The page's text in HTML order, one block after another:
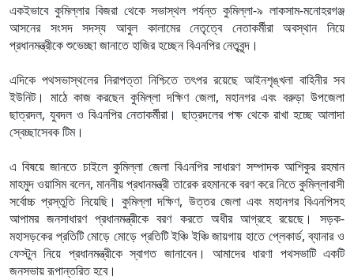
একইভাবে কুমিল্লার বিজরা থেকে সভাস্থল পর্যন্ত কুমিল্লা-৯ লাকসাম-মনোহরগঞ্জ
আসনের সংসদ সদস্য আবুল কালামের নেতৃত্বে নেতাকর্মীরা অবস্থান নিয়ে
প্রধানমন্ত্রীকে শুভেচ্ছা জানাতে হাজির হচ্ছেন বিএনপির নেতৃবৃন্দ।
এদিকে পথসভাস্থলের নিরাপত্তা নিশ্চিতে তৎপর রয়েছে আইনশৃঙ্খলা বাহিনীর সব
ইউনিট। মাঠে কাজ করছেন কুমিল্লা দক্ষিণ জেলা, মহানগর এবং বরুড়া উপজেলা
ছাত্রদল, যুবদল ও বিএনপির নেতাকর্মীরা। ছাত্রদলের পক্ষ থেকে রাখা হচ্ছে আলাদা
স্বেচ্ছাসেবক টিম।
এ বিষয়ে জানতে চাইলে কুমিল্লা জেলা বিএনপির সাধারণ সম্পাদক আশিকুর রহমান
মাহমুদ ওয়াসিম বলেন, মাননীয় প্রধানমন্ত্রী তারেক রহমানকে বরণ করে নিতে কুমিল্লাবাসী
সর্বোচ্চ প্রস্তুতি নিয়েছি। কুমিল্লা দক্ষিণ, উত্তর জেলা এবং মহানগর বিএনপিসহ
আপামর জনসাধারণ প্রধানমন্ত্রীকে বরণ করতে অধীর আগ্রহে রয়েছে। সড়ক-
মহাসড়কের প্রতিটি মোড়ে মোড়ে প্রতিটি ইঞ্চি ইঞ্চি জায়গায় হাতে প্লেকার্ড, ব্যানার ও
ফেস্টুন নিয়ে প্রধানমন্ত্রীকে স্বাগত জানাবেন। আমাদের ধারণা পথসভাটি একটি
জনসভায় রূপান্তরিত হবে।